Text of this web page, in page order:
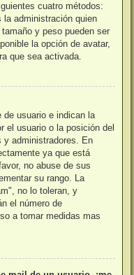
cuatro métodos:
la administración quien
y peso pueden ser
la opción de avatar,
que sea activada.
de usuario e indican la
el usuario o la posición del
y administradores. En
ya que está
no abuse de sus
su rango. La
no lo toleran, y
el número de
a tomar medidas mas